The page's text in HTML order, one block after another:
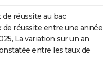
de réussite au bac
de réussite entre une année
La variation sur un an
entre les taux de